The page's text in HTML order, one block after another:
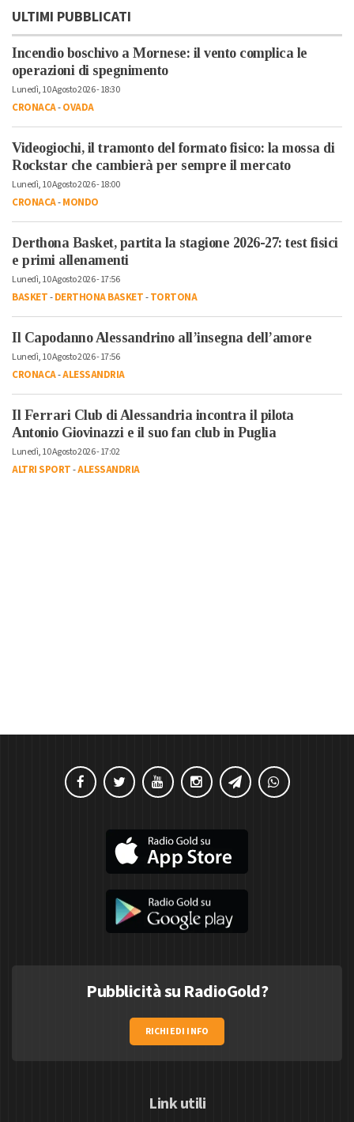
ULTIMI PUBBLICATI
Incendio boschivo a Mornese: il vento complica le
operazioni di spegnimento
Lunedì, 10 Agosto 2026 - 18:30
CRONACA-OVADA
Videogiochi, il tramonto del formato fisico: la mossa di
Rockstar che cambierà per sempre il mercato
Lunedì, 10 Agosto 2026 - 18:00
CRONACA-MONDO
Derthona Basket, partita la stagione 2026-27: test fisici
e primi allenamenti
Lunedì, 10 Agosto 2026 - 17:56
BASKET-DERTHONA BASKET-TORTONA
Il Capodanno Alessandrino all’insegna dell’amore
Lunedì, 10 Agosto 2026 - 17:56
CRONACA-ALESSANDRIA
Il Ferrari Club di Alessandria incontra il pilota
Antonio Giovinazzi e il suo fan club in Puglia
Lunedì, 10 Agosto 2026 - 17:02
ALTRI SPORT-ALESSANDRIA
Pubblicità su RadioGold?
RICHIEDI INFO
Link utili